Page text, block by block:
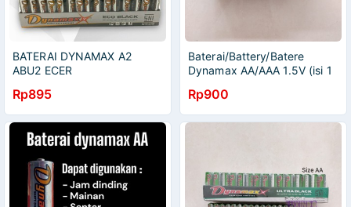
BATERAI DYNAMAX A2
ABU2 ECER
Rp895
Baterai/Battery/Batere
Dynamax AA/AAA 1.5V (isi 1
Rp900